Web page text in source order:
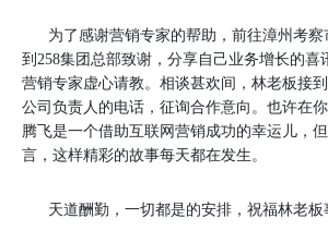
为了感谢营销专家的帮助，前往漳州考察
到258集团总部致谢，分享自己业务增长的喜
营销专家虚心请教。相谈甚欢间，林老板接
公司负责人的电话，征询合作意向。也许在
腾飞是一个借助互联网营销成功的幸运儿，
言，这样精彩的故事每天都在发生。
天道酬勤，一切都是的安排，祝福林老板